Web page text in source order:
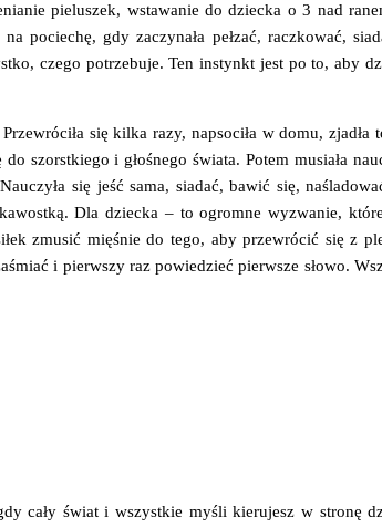
pieluszek, wstawanie do dziecka o 3 nad
pociechę, gdy zaczynała pełzać, raczkować,
czego potrzebuje. Ten instynkt jest po to, aby
się kilka razy, napsociła w domu, zjadła
szorstkiego i głośnego świata. Potem musiała
się jeść sama, siadać, bawić się,
Dla dziecka – to ogromne wyzwanie,
zmusić mięśnie do tego, aby przewrócić się z
i pierwszy raz powiedzieć pierwsze słowo.
cały świat i wszystkie myśli kierujesz w stronę